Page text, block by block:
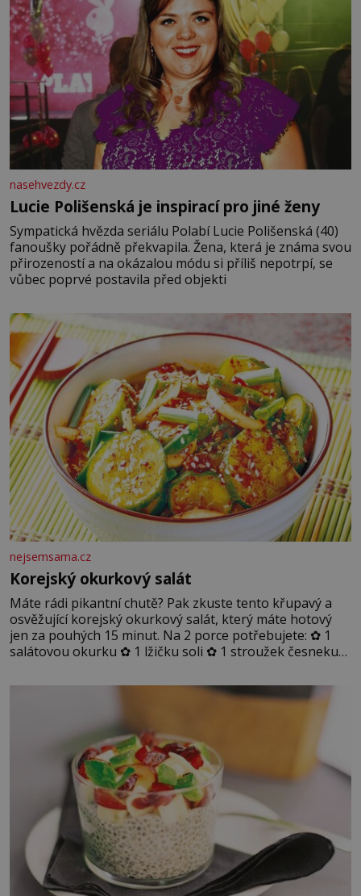
nasehvezdy.cz
Lucie Polišenská je inspirací pro jiné ženy
Sympatická hvězda seriálu Polabí Lucie Polišenská (40)
fanoušky pořádně překvapila. Žena, která je známa svou
přirozeností a na okázalou módu si příliš nepotrpí, se
vůbec poprvé postavila před objekti
nejsemsama.cz
Korejský okurkový salát
Máte rádi pikantní chutě? Pak zkuste tento křupavý a
osvěžující korejský okurkový salát, který máte hotový
jen za pouhých 15 minut. Na 2 porce potřebujete: ✿ 1
salátovou okurku ✿ 1 lžičku soli ✿ 1 stroužek česneku
sezamového oleje ✿ 1 lžičku chilli ✿ 1 lžičku cukru ✿ 1
jarní cibulku ✿ 1 lžíci sezamových semínek